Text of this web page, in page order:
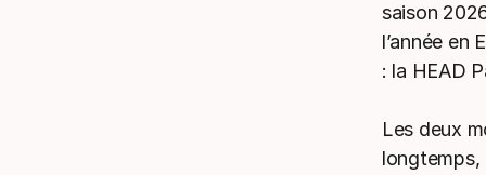
saison
l’année en
: la HEAD
Les deux
longtemps,